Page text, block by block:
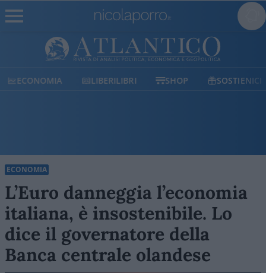
ECONOMIA LIBERILIBRI SHOP SOSTIENICI
ECONOMIA
L’Euro danneggia l’economia
italiana, è insostenibile. Lo
dice il governatore della
Banca centrale olandese